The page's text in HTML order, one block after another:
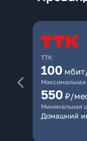
ТТК
100
Максимальная
550 ₽/
Минимальная
Домашний